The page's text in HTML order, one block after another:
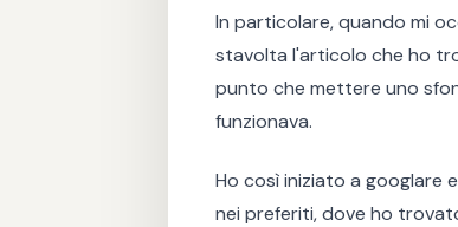
In particolare, quando mi
stavolta l'articolo che ho
punto che mettere uno
funzionava.
Ho così iniziato a googlare
nei preferiti, dove ho